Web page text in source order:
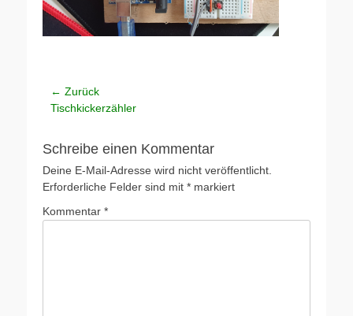
Beitragsnavigation
← Zurück
Vorheriger
Tischkickerzähler
Schreibe einen Kommentar
Deine E-Mail-Adresse wird nicht veröffentlicht.
Erforderliche Felder sind mit * markiert
Kommentar *